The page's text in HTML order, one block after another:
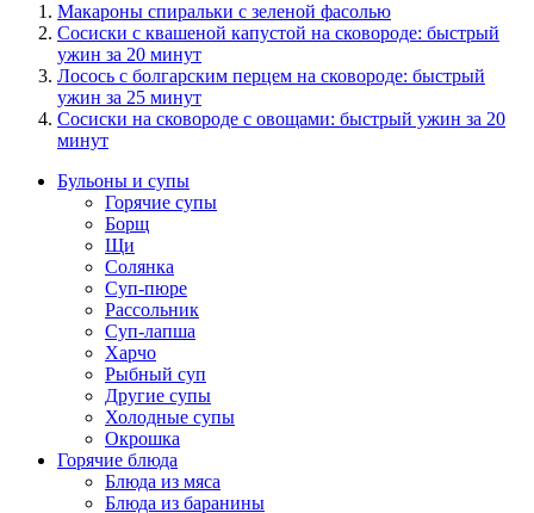
Макароны спиральки с зеленой фасолью
Сосиски с квашеной капустой на сковороде: быстрый
ужин за 20 минут
Лосось с болгарским перцем на сковороде: быстрый
ужин за 25 минут
Сосиски на сковороде с овощами: быстрый ужин за 20
минут
Бульоны и супы
Горячие супы
Борщ
Щи
Солянка
Суп-пюре
Рассольник
Суп-лапша
Харчо
Рыбный суп
Другие супы
Холодные супы
Окрошка
Горячие блюда
Блюда из мяса
Блюда из баранины